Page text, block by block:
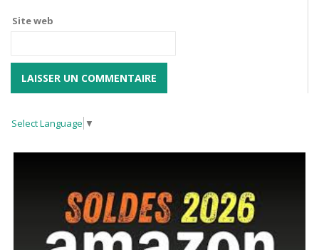
Site web
Select Language ▼